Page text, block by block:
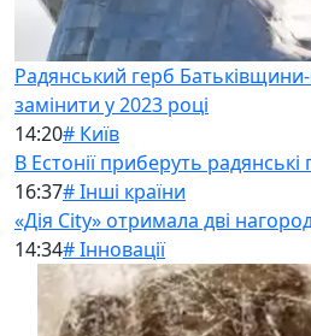
Радянський герб
замінити у 2023 році
14:20# Київ
В Естонії приберуть радянські
16:37# Інші країни
«Дія City» отримала дві
14:34# Інновації